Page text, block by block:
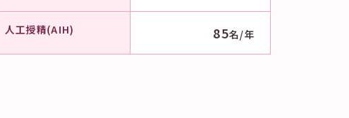
人工授精(AIH) 85名/年